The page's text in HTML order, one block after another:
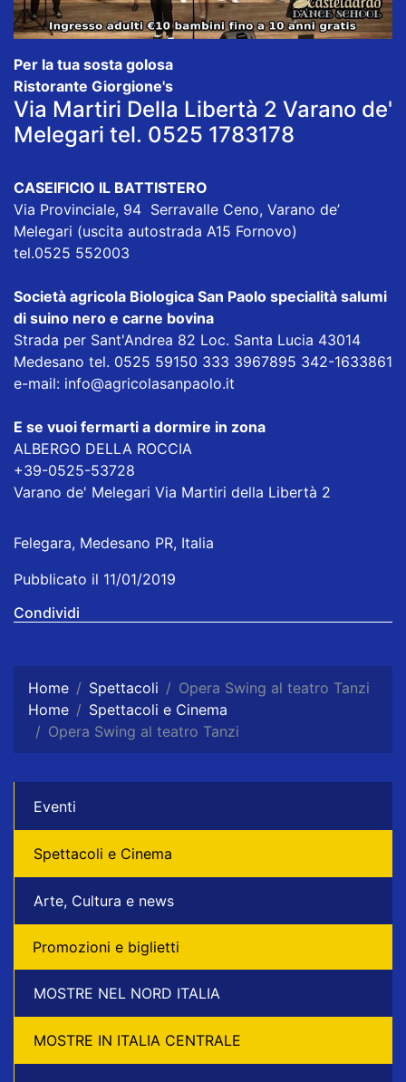
Per la tua sosta golosa
Ristorante Giorgione's
Via Martiri Della Libertà 2 Varano de'
Melegari tel. 0525 1783178
CASEIFICIO IL BATTISTERO
Via Provinciale, 94 Serravalle Ceno, Varano de’
Melegari (uscita autostrada A15 Fornovo)
tel.0525 552003
Società agricola Biologica San Paolo specialità salumi
di suino nero e carne bovina
Strada per Sant'Andrea 82 Loc. Santa Lucia 43014
Medesano tel. 0525 59150 333 3967895 342-1633861
e-mail: info@agricolasanpaolo.it
E se vuoi fermarti a dormire in zona
ALBERGO DELLA ROCCIA
+39-0525-53728
Varano de' Melegari Via Martiri della Libertà 2
Felegara, Medesano PR, Italia
Pubblicato il 11/01/2019
Condividi
Home Spettacoli
Opera Swing al teatro Tanzi
Home
Spettacoli e Cinema
Opera Swing al teatro Tanzi
Eventi
Spettacoli e Cinema
Arte, Cultura e news
Promozioni e biglietti
MOSTRE NEL NORD ITALIA
MOSTRE IN ITALIA CENTRALE